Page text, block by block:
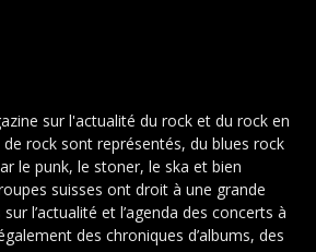
sur l'actualité du rock et du rock en
de rock sont représentés, du blues rock
le punk, le stoner, le ska et bien
suisses ont droit à une grande
l’actualité et l’agenda des concerts à
des chroniques d’albums, des